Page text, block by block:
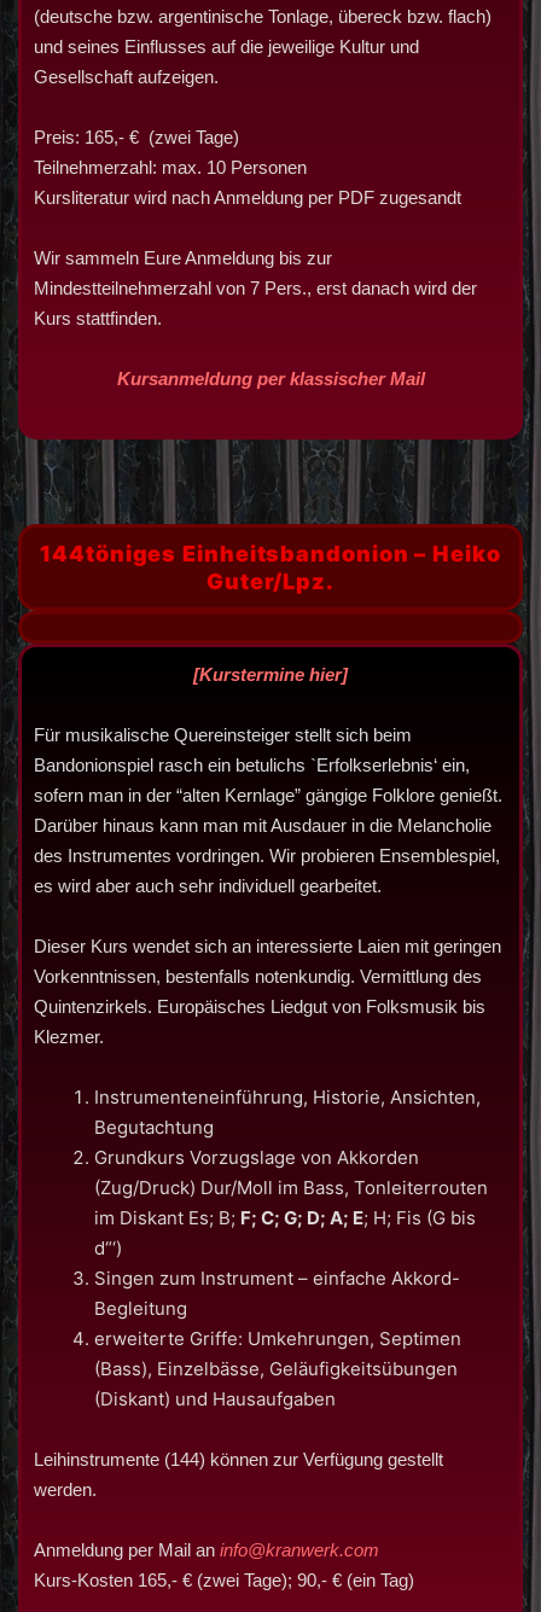
(deutsche bzw. argentinische Tonlage, übereck bzw. flach)
und seines Einflusses auf die jeweilige Kultur und
Gesellschaft aufzeigen.
Preis: 165,- € (zwei Tage)
Teilnehmerzahl: max. 10 Personen
Kursliteratur wird nach Anmeldung per PDF zugesandt
Wir sammeln Eure Anmeldung bis zur
Mindestteilnehmerzahl von 7 Pers., erst danach wird der
Kurs stattfinden.
Kursanmeldung per klassischer Mail
144töniges Einheitsbandonion – Heiko
Guter/Lpz.
[Kurstermine hier]
Für musikalische Quereinsteiger stellt sich beim
Bandonionspiel rasch ein betulichs `Erfolkserlebnis‘ ein,
sofern man in der “alten Kernlage” gängige Folklore genießt.
Darüber hinaus kann man mit Ausdauer in die Melancholie
des Instrumentes vordringen. Wir probieren Ensemblespiel,
es wird aber auch sehr individuell gearbeitet.
Dieser Kurs wendet sich an interessierte Laien mit geringen
Vorkenntnissen, bestenfalls notenkundig. Vermittlung des
Quintenzirkels. Europäisches Liedgut von Folksmusik bis
Klezmer.
Instrumenteneinführung, Historie, Ansichten,
Begutachtung
Grundkurs Vorzugslage von Akkorden
(Zug/Druck) Dur/Moll im Bass, Tonleiterrouten
im Diskant Es; B; F; C; G; D; A; E; H; Fis (G bis
d“‘)
Singen zum Instrument – einfache Akkord-
Begleitung
erweiterte Griffe: Umkehrungen, Septimen
(Bass), Einzelbässe, Geläufigkeitsübungen
(Diskant) und Hausaufgaben
Leihinstrumente (144) können zur Verfügung gestellt
werden.
Anmeldung per Mail an info@kranwerk.com
Kurs-Kosten 165,- € (zwei Tage); 90,- € (ein Tag)